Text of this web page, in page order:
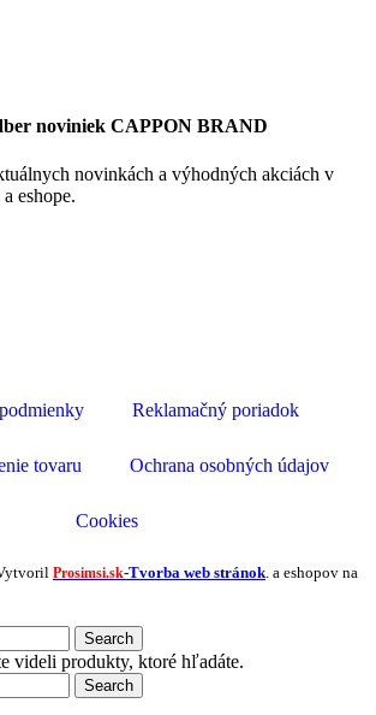
noviniek CAPPON BRAND
novinkách a výhodných akciách v
eshope.
Reklamačný poriadok
tovaru Ochrana osobných údajov
Cookies
Prosimsi.sk-Tvorba web stránok . a eshopov na
Search
videli produkty, ktoré hľadáte.
Search